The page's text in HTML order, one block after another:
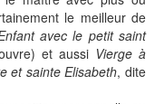
le meilleur de
avec le petit saint
et aussi Vierge à
et sainte Elisabeth, dite